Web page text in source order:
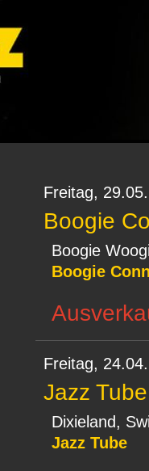
Freitag,
Boogie
Boogie
Boogie
Freitag,
Jazz Tube
Dixieland,
Jazz Tube